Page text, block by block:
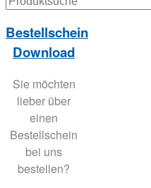
Bestellschein
Download
Sie möchten
lieber über
einen
Bestellschein
bei uns
bestellen?